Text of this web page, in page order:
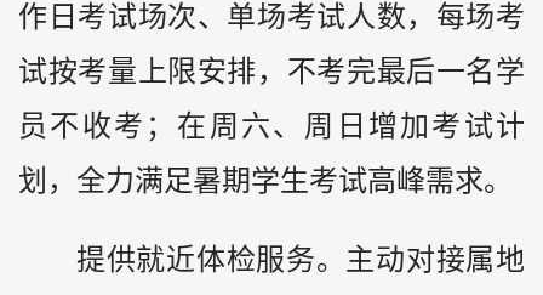
作日考试场次、单场考试人数，每场考
试按考量上限安排，不考完最后一名学
员不收考；在周六、周日增加考试计
划，全力满足暑期学生考试高峰需求。
提供就近体检服务。主动对接属地